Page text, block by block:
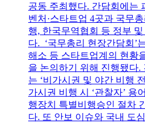
공동 주최했다. 간담회에는
벤처·스타트업 4곳과 국무
행, 한국무역협회 등 정부
다. ‘국무총리 현장간담회’
해소 등 스타트업계의 현황
을 논의하기 위해 진행됐다.
는 ‘비가시권 및 야간 비행
가시권 비행 시 ‘관찰자’ 용
행장치 특별비행승인 절차
다. 또 안보 이슈와 국내 도